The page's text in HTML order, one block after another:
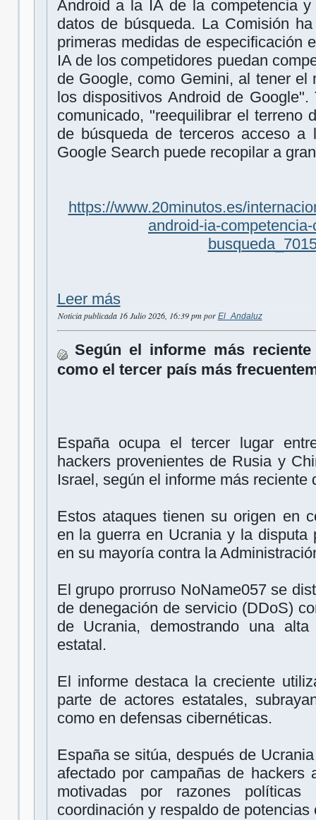
Android a la IA de la competencia
datos de búsqueda. La Comisión
primeras medidas de especificación
IA de los competidores puedan
de Google, como Gemini, al tener
los dispositivos Android de
comunicado, "reequilibrar el terreno
de búsqueda de terceros acceso
Google Search puede recopilar a
https://www.20minutos.es/
android-ia-
Leer más
Noticia publicada 16 Julio 2026, 16:39 pm por El_Andaluz
Según el informe más
como el tercer país más
España ocupa el tercer lugar
hackers provenientes de Rusia y
Israel, según el informe más reciente
Estos ataques tienen su origen en
en la guerra en Ucrania y la disputa
en su mayoría contra la
El grupo prorruso NoName057 se
de denegación de servicio (DDoS)
de Ucrania, demostrando una
estatal.
El informe destaca la creciente
parte de actores estatales,
como en defensas cibernéticas.
España se sitúa, después de
afectado por campañas de
motivadas por razones
coordinación y respaldo de